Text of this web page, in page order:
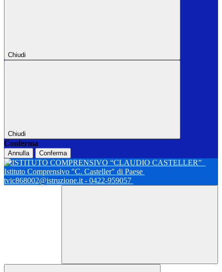
Chiudi
Chiudi
Conferma
Annulla Conferma
Istituto Comprensivo "C. Casteller" di Paese
tvic868002@istruzione.it - 0422-959057